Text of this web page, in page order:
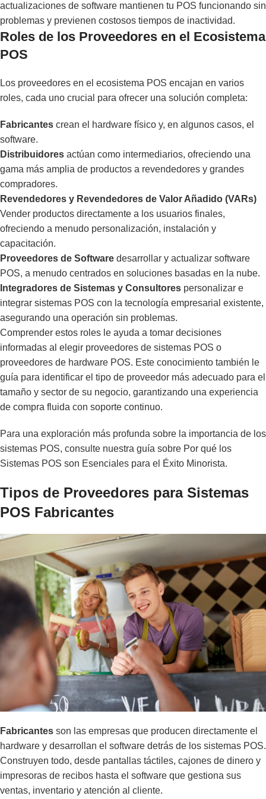
actualizaciones de software mantienen tu POS funcionando sin
problemas y previenen costosos tiempos de inactividad.
Roles de los Proveedores en el Ecosistema
POS
Los proveedores en el ecosistema POS encajan en varios
roles, cada uno crucial para ofrecer una solución completa:
Fabricantes crean el hardware físico y, en algunos casos, el
software.
Distribuidores actúan como intermediarios, ofreciendo una
gama más amplia de productos a revendedores y grandes
compradores.
Revendedores y Revendedores de Valor Añadido (VARs)
Vender productos directamente a los usuarios finales,
ofreciendo a menudo personalización, instalación y
capacitación.
Proveedores de Software desarrollar y actualizar software
POS, a menudo centrados en soluciones basadas en la nube.
Integradores de Sistemas y Consultores personalizar e
integrar sistemas POS con la tecnología empresarial existente,
asegurando una operación sin problemas.
Comprender estos roles le ayuda a tomar decisiones
informadas al elegir proveedores de sistemas POS o
proveedores de hardware POS. Este conocimiento también le
guía para identificar el tipo de proveedor más adecuado para el
tamaño y sector de su negocio, garantizando una experiencia
de compra fluida con soporte continuo.
Para una exploración más profunda sobre la importancia de los
sistemas POS, consulte nuestra guía sobre Por qué los
Sistemas POS son Esenciales para el Éxito Minorista.
Tipos de Proveedores para Sistemas
POS Fabricantes
Fabricantes son las empresas que producen directamente el
hardware y desarrollan el software detrás de los sistemas POS.
Construyen todo, desde pantallas táctiles, cajones de dinero y
impresoras de recibos hasta el software que gestiona sus
ventas, inventario y atención al cliente.